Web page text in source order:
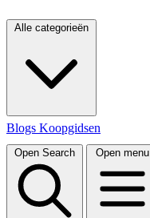
Alle categorieën
Blogs Koopgidsen
Open Search Open menu